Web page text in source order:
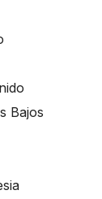
Bajos